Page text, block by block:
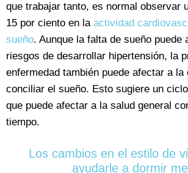
que trabajar tanto, es normal observar
15 por ciento en la actividad
sueño. Aunque la falta de sueño puede
riesgos de desarrollar hipertensión, la
enfermedad también puede afectar a la
conciliar el sueño. Esto sugiere un
que puede afectar a la salud general
tiempo.
Los cambios en el estilo de
ayudarle a dormir